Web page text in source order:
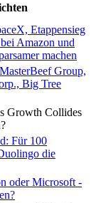
Etappensieg
Amazon und
machen
Group,
Big Tree
Growth Collides
Für 100
die
oder Microsoft -